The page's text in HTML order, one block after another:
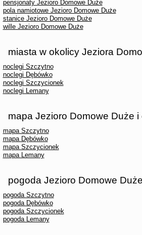
pensjonaty Jezioro Domowe Duże
pola namiotowe Jezioro Domowe Duże
stanice Jezioro Domowe Duże
wille Jezioro Domowe Duże
miasta w okolicy Jeziora
noclegi Szczytno
noclegi Dębówko
noclegi Szczycionek
noclegi Lemany
mapa Jezioro Domowe Duże i
mapa Szczytno
mapa Dębówko
mapa Szczycionek
mapa Lemany
pogoda Jezioro Domowe
pogoda Szczytno
pogoda Dębówko
pogoda Szczycionek
pogoda Lemany